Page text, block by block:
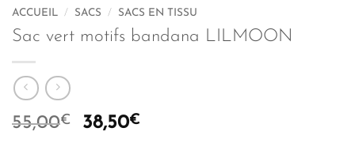
ACCUEIL / SACS / SACS EN TISSU
Sac vert motifs bandana LILMOON
55,00€
Le
38,50€Le